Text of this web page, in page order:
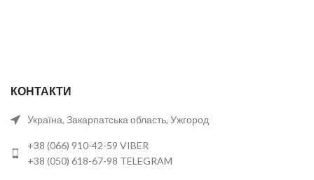
КОНТАКТИ
Україна, Закарпатська область, Ужгород
+38 (066) 910-42-59 VIBER
+38 (050) 618-67-98 TELEGRAM